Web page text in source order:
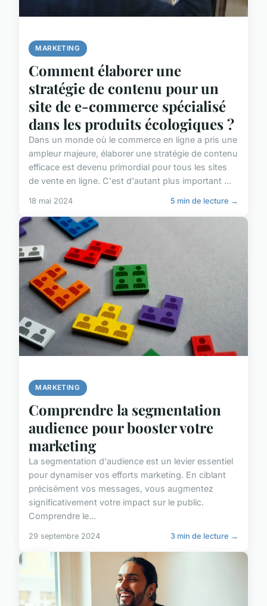
MARKETING
Comment élaborer une
stratégie de contenu pour un
site de e-commerce spécialisé
dans les produits écologiques ?
Dans un monde où le commerce en ligne a pris une
ampleur majeure, élaborer une stratégie de contenu
efficace est devenu primordial pour tous les sites
de vente en ligne. C'est d'autant plus important ...
18 mai 2024 5 min de lecture →
MARKETING
Comprendre la segmentation
audience pour booster votre
marketing
La segmentation d'audience est un levier essentiel
pour dynamiser vos efforts marketing. En ciblant
précisément vos messages, vous augmentez
significativement votre impact sur le public.
Comprendre le...
29 septembre 2024 3 min de lecture →